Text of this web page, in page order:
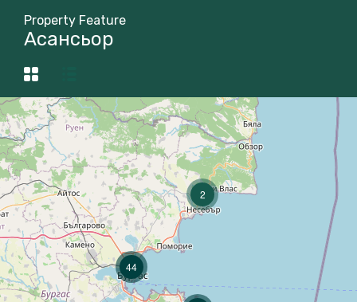
Property Feature
Асансьор
2
44